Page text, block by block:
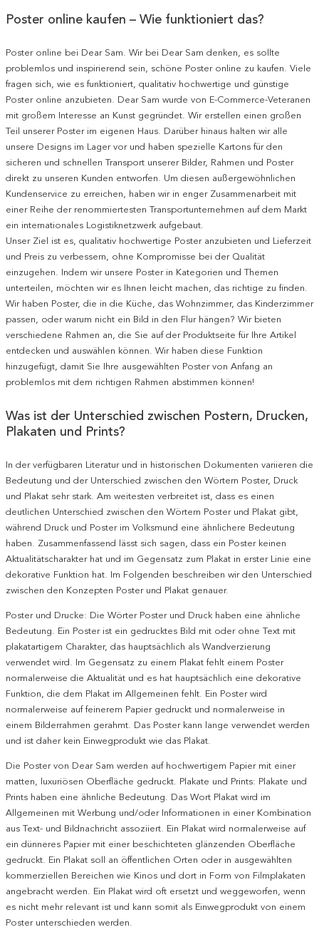
Poster online kaufen – Wie funktioniert das?
Poster online bei Dear Sam. Wir bei Dear Sam denken, es sollte
problemlos und inspirierend sein, schöne Poster online zu kaufen. Viele
fragen sich, wie es funktioniert, qualitativ hochwertige und günstige
Poster online anzubieten. Dear Sam wurde von E-Commerce-Veteranen
mit großem Interesse an Kunst gegründet. Wir erstellen einen großen
Teil unserer Poster im eigenen Haus. Darüber hinaus halten wir alle
unsere Designs im Lager vor und haben spezielle Kartons für den
sicheren und schnellen Transport unserer Bilder, Rahmen und Poster
direkt zu unseren Kunden entworfen. Um diesen außergewöhnlichen
Kundenservice zu erreichen, haben wir in enger Zusammenarbeit mit
einer Reihe der renommiertesten Transportunternehmen auf dem Markt
ein internationales Logistiknetzwerk aufgebaut.
Unser Ziel ist es, qualitativ hochwertige Poster anzubieten und Lieferzeit
und Preis zu verbessern, ohne Kompromisse bei der Qualität
einzugehen. Indem wir unsere Poster in Kategorien und Themen
unterteilen, möchten wir es Ihnen leicht machen, das richtige zu finden.
Wir haben Poster, die in die Küche, das Wohnzimmer, das Kinderzimmer
passen, oder warum nicht ein Bild in den Flur hängen? Wir bieten
verschiedene Rahmen an, die Sie auf der Produktseite für Ihre Artikel
entdecken und auswählen können. Wir haben diese Funktion
hinzugefügt, damit Sie Ihre ausgewählten Poster von Anfang an
problemlos mit dem richtigen Rahmen abstimmen können!
Was ist der Unterschied zwischen Postern, Drucken,
Plakaten und Prints?
In der verfügbaren Literatur und in historischen Dokumenten variieren die
Bedeutung und der Unterschied zwischen den Wörtern Poster, Druck
und Plakat sehr stark. Am weitesten verbreitet ist, dass es einen
deutlichen Unterschied zwischen den Wörtern Poster und Plakat gibt,
während Druck und Poster im Volksmund eine ähnlichere Bedeutung
haben. Zusammenfassend lässt sich sagen, dass ein Poster keinen
Aktualitätscharakter hat und im Gegensatz zum Plakat in erster Linie eine
dekorative Funktion hat. Im Folgenden beschreiben wir den Unterschied
zwischen den Konzepten Poster und Plakat genauer.
Poster und Drucke: Die Wörter Poster und Druck haben eine ähnliche
Bedeutung. Ein Poster ist ein gedrucktes Bild mit oder ohne Text mit
plakatartigem Charakter, das hauptsächlich als Wandverzierung
verwendet wird. Im Gegensatz zu einem Plakat fehlt einem Poster
normalerweise die Aktualität und es hat hauptsächlich eine dekorative
Funktion, die dem Plakat im Allgemeinen fehlt. Ein Poster wird
normalerweise auf feinerem Papier gedruckt und normalerweise in
einem Bilderrahmen gerahmt. Das Poster kann lange verwendet werden
und ist daher kein Einwegprodukt wie das Plakat.
Die Poster von Dear Sam werden auf hochwertigem Papier mit einer
matten, luxuriösen Oberfläche gedruckt. Plakate und Prints: Plakate und
Prints haben eine ähnliche Bedeutung. Das Wort Plakat wird im
Allgemeinen mit Werbung und/oder Informationen in einer Kombination
aus Text- und Bildnachricht assoziiert. Ein Plakat wird normalerweise auf
ein dünneres Papier mit einer beschichteten glänzenden Oberfläche
gedruckt. Ein Plakat soll an öffentlichen Orten oder in ausgewählten
kommerziellen Bereichen wie Kinos und dort in Form von Filmplakaten
angebracht werden. Ein Plakat wird oft ersetzt und weggeworfen, wenn
es nicht mehr relevant ist und kann somit als Einwegprodukt von einem
Poster unterschieden werden.